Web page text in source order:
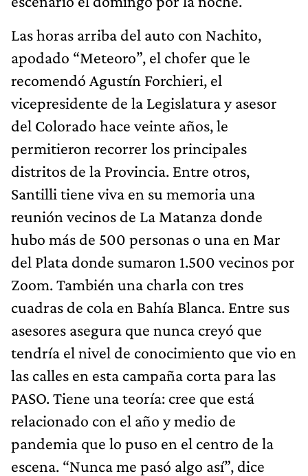
Las horas arriba del auto con Nachito,
apodado “Meteoro”, el chofer que le
recomendó Agustín Forchieri, el
vicepresidente de la Legislatura y asesor
del Colorado hace veinte años, le
permitieron recorrer los principales
distritos de la Provincia. Entre otros,
Santilli tiene viva en su memoria una
reunión vecinos de La Matanza donde
hubo más de 500 personas o una en Mar
del Plata donde sumaron 1.500 vecinos por
Zoom. También una charla con tres
cuadras de cola en Bahía Blanca. Entre sus
asesores asegura que nunca creyó que
tendría el nivel de conocimiento que vio en
las calles en esta campaña corta para las
PASO. Tiene una teoría: cree que está
relacionado con el año y medio de
pandemia que lo puso en el centro de la
escena. “Nunca me pasó algo así”, dice